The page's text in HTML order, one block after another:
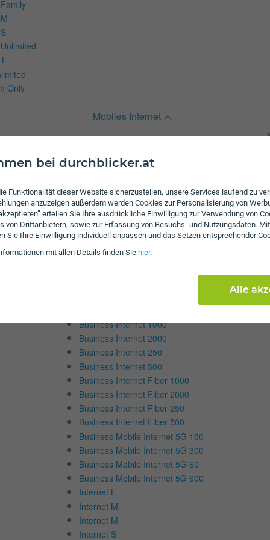
bei durchblicker.at
Funktionalität dieser Website sicherzustellen, unsere Services laufend zu
anzuzeigen außerdem werden Cookies zur Personalisierung von
erteilen Sie Ihre ausdrückliche Einwilligung zur Verwendung von
von Drittanbietern, sowie zur Erfassung von Besuchs- und Nutzungsdaten.
Sie Ihre Einwilligung individuell anpassen und das Setzen entsprechender
mit allen Details finden Sie hier.
Alle
Only
Mobiles Internet
XS plus
Only
Business Internet 1000
Business Internet 2000
Business Internet 250
Business Internet 500
Business Internet Fiber 1000
Business Internet Fiber 2000
Business Internet Fiber 250
Business Internet Fiber 500
Business Mobile Internet 5G 150
Business Mobile Internet 5G 300
Business Mobile Internet 5G 60
Business Mobile Internet 5G 600
Internet L
Internet M
Internet M
Internet S